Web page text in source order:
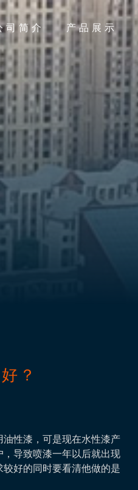
司简介 产品展示
？
性漆，可是现在水性漆产
导致喷漆一年以后就出现
好的同时要看清他做的是